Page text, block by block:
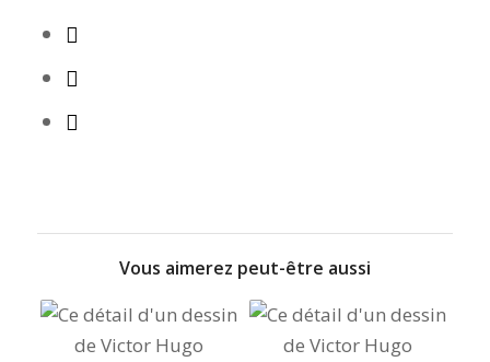
Vous aimerez peut-être aussi